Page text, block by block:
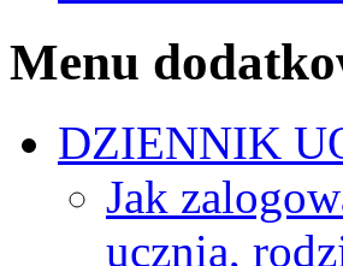
Menu
DZIENNIK
Jak
ucznia,